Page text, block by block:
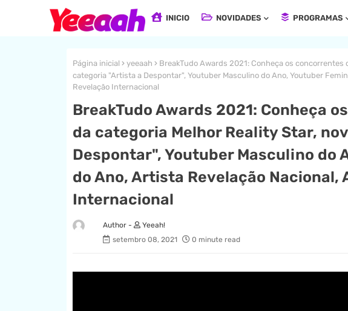
INICIO NOVIDADES PROGRAMAS
Página inicial yeeaah
BreakTudo Awards 2021: Conheça os concorrentes
categoria "Artista a Despontar", Youtuber Masculino do Ano, Youtuber
Revelação Internacional
BreakTudo Awards 2021: Conheça
da categoria Melhor Reality Star,
Despontar", Youtuber Masculino do
do Ano, Artista Revelação Nacional,
Internacional
Yeeah!
setembro 08, 2021
0 minute read